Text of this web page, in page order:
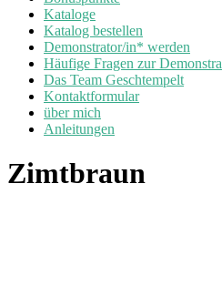
Kataloge
Katalog bestellen
Demonstrator/in* werden
Häufige Fragen zur
Das Team Geschtempelt
Kontaktformular
über mich
Anleitungen
Zimtbraun